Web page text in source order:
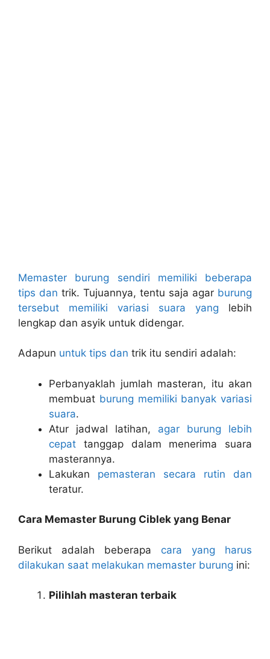
Memaster burung sendiri memiliki beberapa
tips dan trik. Tujuannya, tentu saja agar burung
tersebut memiliki variasi suara yang lebih
lengkap dan asyik untuk didengar.
Adapun untuk tips dan trik itu sendiri adalah:
Perbanyaklah jumlah masteran, itu akan
membuat burung memiliki banyak variasi
suara.
Atur jadwal latihan, agar burung lebih
cepat tanggap dalam menerima suara
masterannya.
Lakukan pemasteran secara rutin dan
teratur.
Cara Memaster Burung Ciblek yang Benar
Berikut adalah beberapa cara yang harus
dilakukan saat melakukan memaster burung ini:
Pilihlah masteran terbaik